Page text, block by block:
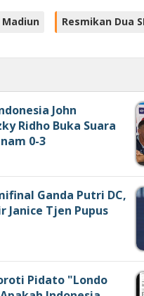
Resmikan Dua
John
Ridho Buka Suara
0-3
Ganda Putri DC,
Janice Tjen Pupus
Pidato "Londo